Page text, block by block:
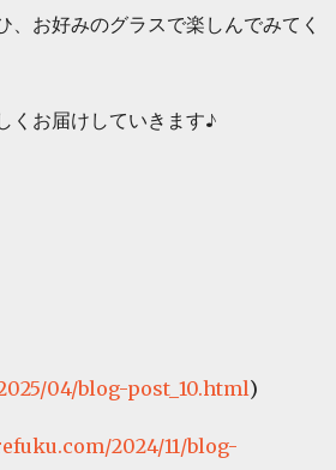
お好みのグラスで楽しんでみてく
くお届けしていきます♪
04/blog-post_10.html)
2024/11/blog-